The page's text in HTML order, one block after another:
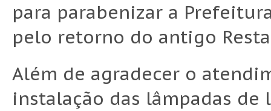
para parabenizar a
pelo retorno do antigo
Além de agradecer o
instalação das lâmpadas de